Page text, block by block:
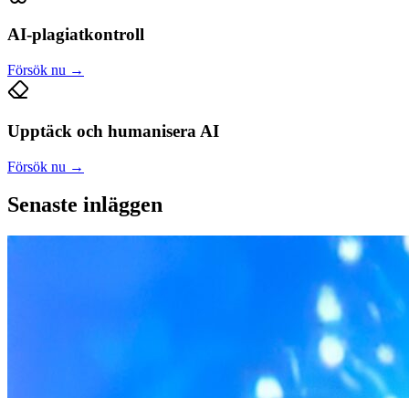
AI-plagiatkontroll
Försök nu →
Upptäck och humanisera AI
Försök nu →
Senaste inläggen